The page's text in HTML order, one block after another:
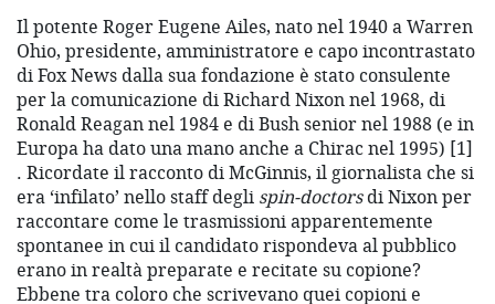
Il potente Roger Eugene Ailes, nato nel 1940 a Warren
Ohio, presidente, amministratore e capo incontrastato
di Fox News dalla sua fondazione è stato consulente
per la comunicazione di Richard Nixon nel 1968, di
Ronald Reagan nel 1984 e di Bush senior nel 1988 (e in
Europa ha dato una mano anche a Chirac nel 1995) [1]
. Ricordate il racconto di McGinnis, il giornalista che si
era ‘infilato’ nello staff degli spin-doctorsdi Nixon per
raccontare come le trasmissioni apparentemente
spontanee in cui il candidato rispondeva al pubblico
erano in realtà preparate e recitate su copione?
Ebbene tra coloro che scrivevano quei copioni e